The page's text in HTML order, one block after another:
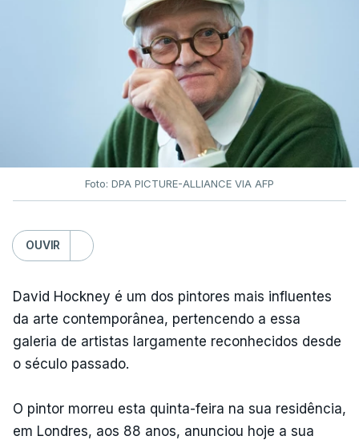
Foto: DPA PICTURE-ALLIANCE VIA AFP
OUVIR
David Hockney é um dos pintores mais influentes
da arte contemporânea, pertencendo a essa
galeria de artistas largamente reconhecidos desde
o século passado.
O pintor morreu esta quinta-feira na sua residência,
em Londres, aos 88 anos, anunciou hoje a sua